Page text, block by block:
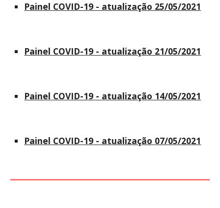
Painel COVID-19 - atualização 25/05/2021
Painel COVID-19 - atualização 21/05/2021
Painel COVID-19 - atualização 14/05/2021
Painel COVID-19 - atualização 07/05/2021